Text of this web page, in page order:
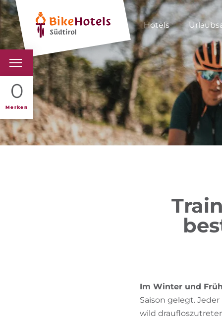
Hotels
0
Merken
BIKEHOTELS
HOTELS & PAKETE
TOUREN & REVIERE
Im Winter und
Saison gelegt.
wild